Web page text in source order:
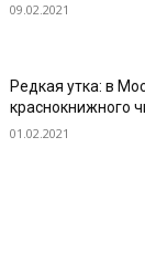
09.02.2021
Редкая утка: в
краснокнижного
01.02.2021